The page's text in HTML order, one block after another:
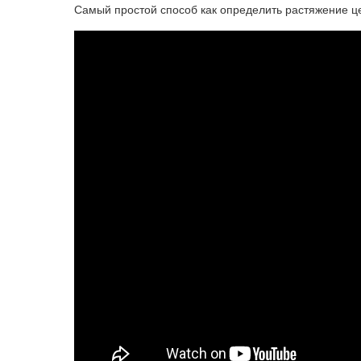
Самый простой способ как определить растяжение